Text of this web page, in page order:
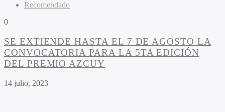
Recomendado
0
SE EXTIENDE HASTA EL 7 DE AGOSTO LA
CONVOCATORIA PARA LA 5TA EDICIÓN
DEL PREMIO AZCUY
14 julio, 2023